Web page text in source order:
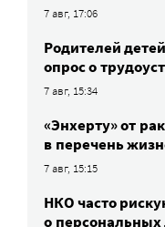
7 авг, 17:06
Родителей
опрос о
7 авг, 15:34
«Энхерту» от
в перечень
7 авг, 15:15
НКО часто
о персональных